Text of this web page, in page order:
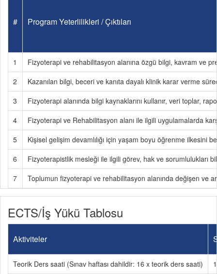
# Program Yeterlilikleri / Çıktıları
1
Fizyoterapi ve rehabilitasyon alanına özgü bilgi, kavram ve
2
Kazanılan bilgi, beceri ve kanıta dayalı klinik karar verme
3
Fizyoterapi alanında bilgi kaynaklarını kullanır, veri toplar,
4
Fizyoterapi ve Rehabilitasyon alanı ile ilgili uygulamalarda
5
Kişisel gelişim devamlılığı için yaşam boyu öğrenme ilkesini
6
Fizyoterapistlik mesleği ile ilgili görev, hak ve sorumlulukları
7
Toplumun fizyoterapi ve rehabilitasyon alanında değişen ve
ECTS/İş Yükü Tablosu
Aktiviteler
Teorik Ders saati (Sınav haftası dahildir: 16 x teorik ders saati)